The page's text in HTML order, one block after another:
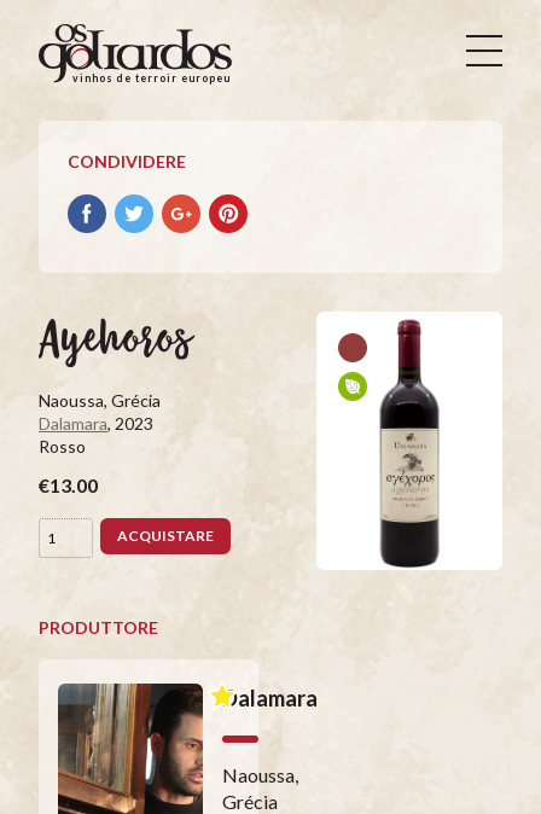
Os
Goliardos
Vinhos
Terroir
Europeus
vinhos de terroir europeus
CONDIVIDERE
Condividere
su
Condividere
su
Condividere
su
Condividere
su
Ayehoros
Naoussa, Grécia
Dalamara, 2023
Rosso
€13.00
ACQUISTARE
PRODUTTORE
Dalamara
Naoussa,
Grécia